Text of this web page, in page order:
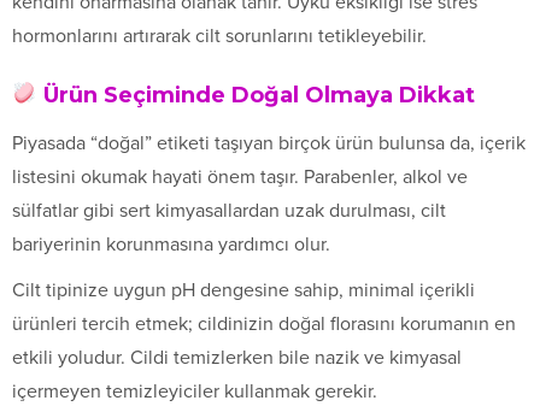
hormonlarını artırarak cilt sorunlarını tetikleyebilir.
Ürün Seçiminde Doğal Olmaya Dikkat
Piyasada “doğal” etiketi taşıyan birçok ürün bulunsa da, içerik
listesini okumak hayati önem taşır. Parabenler, alkol ve
sülfatlar gibi sert kimyasallardan uzak durulması, cilt
bariyerinin korunmasına yardımcı olur.
Cilt tipinize uygun pH dengesine sahip, minimal içerikli
ürünleri tercih etmek; cildinizin doğal florasını korumanın en
etkili yoludur. Cildi temizlerken bile nazik ve kimyasal
içermeyen temizleyiciler kullanmak gerekir.